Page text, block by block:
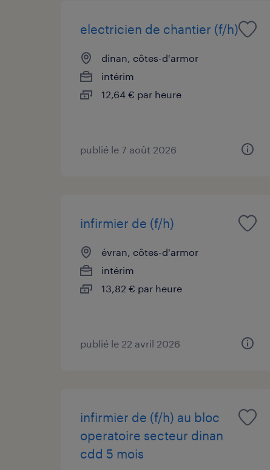
electricien de chantier (f/h)
dinan, côtes-d'armor
intérim
12,64 € par heure
publié le 7 août 2026
infirmier de (f/h)
évran, côtes-d'armor
intérim
13,82 € par heure
publié le 22 avril 2026
infirmier de (f/h) au bloc
operatoire secteur dinan
cdd 5 mois